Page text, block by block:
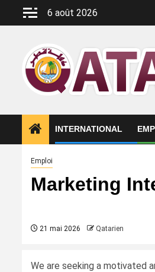
6 août 2026
INTERNATIONAL
Emploi
Marketing
21 mai 2026 Qatarien
We are seeking a motivated